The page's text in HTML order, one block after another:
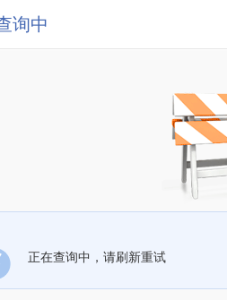
询中
正在查询中，请刷新重试